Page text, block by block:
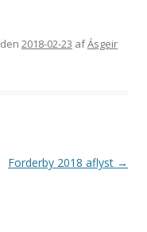
den 2018-02-23 afÁsgeir
Forderby 2018 aflyst →